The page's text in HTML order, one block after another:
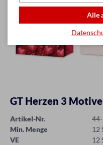
GT Herzen 3
Artikel-Nr.
Min. Menge
12
VE
12
Alle